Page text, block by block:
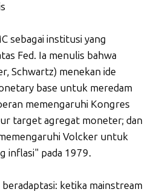
sebagai institusi yang
Fed. Ia menulis bahwa
Schwartz) menekan ide
base untuk meredam
memengaruhi Kongres
target agregat moneter; dan
Volcker untuk
inflasi" pada 1979.
ketika mainstream